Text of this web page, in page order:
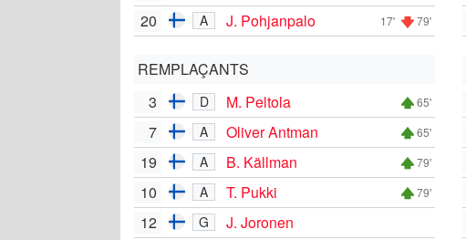
20 A J. Pohjanpalo 17' 79'
REMPLAÇANTS
3
D M. Peltola 65'
7 A Oliver Antman 65'
19 A B. Källman 79'
10 A T. Pukki 79'
12 G
J. Joronen